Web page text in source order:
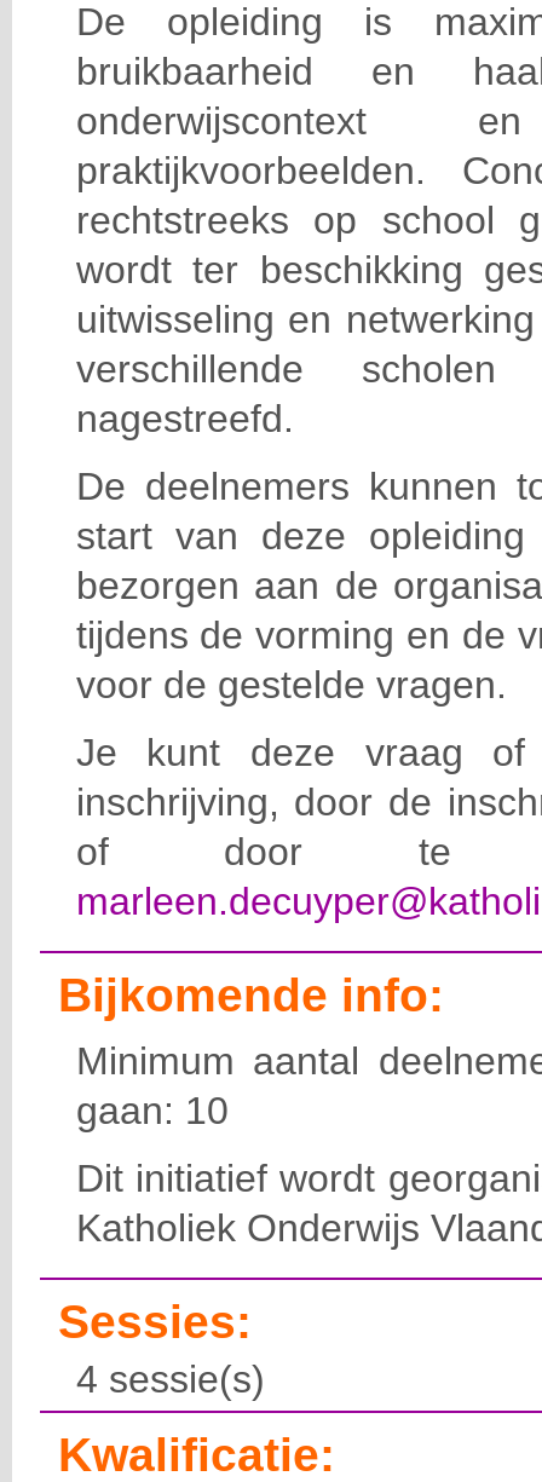
De opleiding is
bruikbaarheid en
praktijkvoorbeelden.
rechtstreeks op school
wordt ter beschikking
uitwisseling en
verschillende scholen
nagestreefd.
De deelnemers kunnen
start van deze
bezorgen aan de
tijdens de vorming en de
voor de gestelde vragen.
Je kunt deze vraag of
inschrijving, door de
of door te e-
Bijkomende info:
Minimum aantal
gaan: 10
Dit initiatief wordt
Katholiek Onderwijs
Sessies:
4 sessie(s)
Kwalificatie: